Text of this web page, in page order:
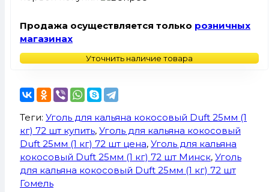
Продажа осуществляется только розничных
магазинах
Уточнить наличие товара
Теги: Уголь для кальяна кокосовый Duft 25мм (1
кг) 72 шт купить, Уголь для кальяна кокосовый
Duft 25мм (1 кг) 72 шт цена, Уголь для кальяна
кокосовый Duft 25мм (1 кг) 72 шт Минск, Уголь
для кальяна кокосовый Duft 25мм (1 кг) 72 шт
Гомель